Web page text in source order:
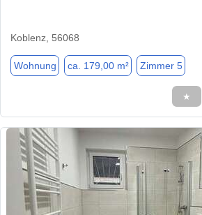
Koblenz, 56068
Wohnung ca. 179,00 m² Zimmer 5
★